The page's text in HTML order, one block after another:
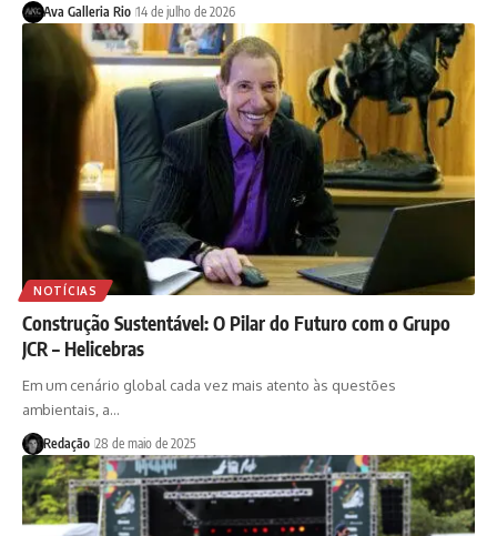
Ava Galleria Rio 14 de julho de 2026
NOTÍCIAS
Construção Sustentável: O Pilar do Futuro com o Grupo
JCR – Helicebras
Em um cenário global cada vez mais atento às questões
ambientais, a…
Redação 28 de maio de 2025